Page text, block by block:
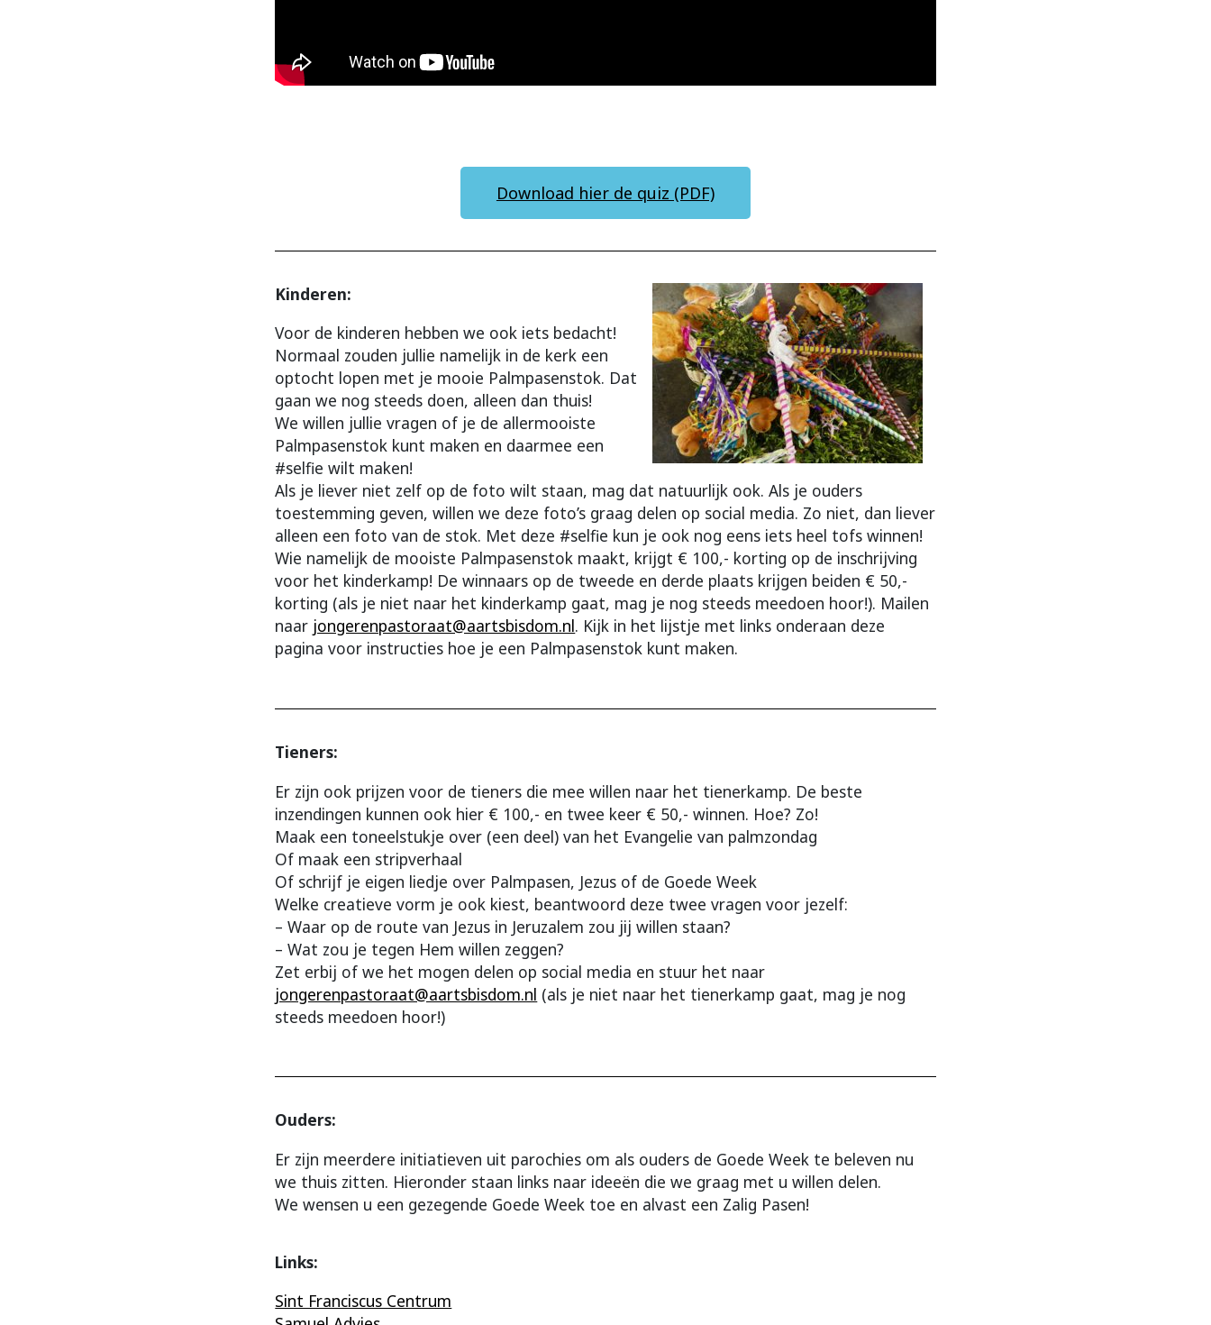
Download hier de quiz (PDF)
Kinderen:
Voor de kinderen hebben we ook iets bedacht!
Normaal zouden jullie namelijk in de kerk een
optocht lopen met je mooie Palmpasenstok. Dat
gaan we nog steeds doen, alleen dan thuis!
We willen jullie vragen of je de allermooiste
Palmpasenstok kunt maken en daarmee een
#selfie wilt maken!
Als je liever niet zelf op de foto wilt staan, mag dat natuurlijk ook. Als je ouders
toestemming geven, willen we deze foto’s graag delen op social media. Zo niet, dan liever
alleen een foto van de stok. Met deze #selfie kun je ook nog eens iets heel tofs winnen!
Wie namelijk de mooiste Palmpasenstok maakt, krijgt € 100,- korting op de inschrijving
voor het kinderkamp! De winnaars op de tweede en derde plaats krijgen beiden € 50,-
korting (als je niet naar het kinderkamp gaat, mag je nog steeds meedoen hoor!). Mailen
naar jongerenpastoraat@aartsbisdom.nl. Kijk in het lijstje met links onderaan deze
pagina voor instructies hoe je een Palmpasenstok kunt maken.
Tieners:
Er zijn ook prijzen voor de tieners die mee willen naar het tienerkamp. De beste
inzendingen kunnen ook hier € 100,- en twee keer € 50,- winnen. Hoe? Zo!
Maak een toneelstukje over (een deel) van het Evangelie van palmzondag
Of maak een stripverhaal
Of schrijf je eigen liedje over Palmpasen, Jezus of de Goede Week
Welke creatieve vorm je ook kiest, beantwoord deze twee vragen voor jezelf:
– Waar op de route van Jezus in Jeruzalem zou jij willen staan?
– Wat zou je tegen Hem willen zeggen?
Zet erbij of we het mogen delen op social media en stuur het naar
jongerenpastoraat@aartsbisdom.nl (als je niet naar het tienerkamp gaat, mag je nog
steeds meedoen hoor!)
Ouders:
Er zijn meerdere initiatieven uit parochies om als ouders de Goede Week te beleven nu
we thuis zitten. Hieronder staan links naar ideeën die we graag met u willen delen.
We wensen u een gezegende Goede Week toe en alvast een Zalig Pasen!
Links:
Sint Franciscus Centrum